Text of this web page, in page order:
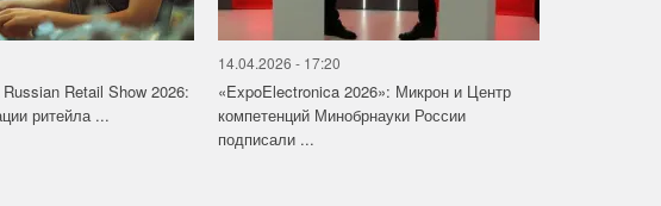
Retail Show 2026:
ритейла ...
14.04.2026 - 17:20
«ExpoElectronica 2026»: Микрон и Центр
компетенций Минобрнауки России
подписали ...